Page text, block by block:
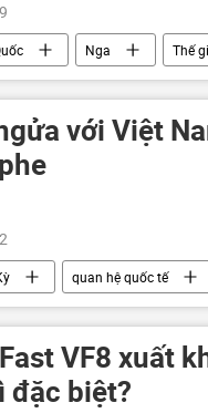
Nga Thế
với Việt
quan hệ quốc tế
Bùi Thanh Sơn
VF8 xuất
đặc biệt?